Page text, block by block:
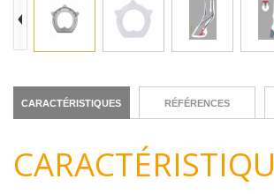
CARACTÉRISTIQUES RÉFÉRENCES